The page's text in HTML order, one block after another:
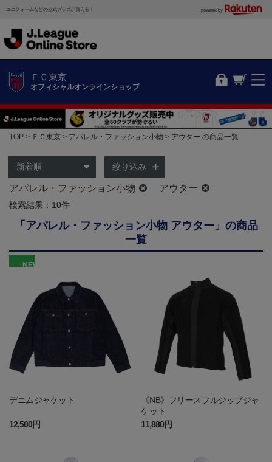
ユニフォームなどの公式グッズが買える！ powered by
ＦＣ東京
オフィシャルオンラインショップ
TOP ＦＣ東京 アパレル・ファッション小物 アウター の商品一覧
絞り込み
アパレル・ファッション小物 アウター
検索結果：10件
「アパレル・ファッション小物 アウター」の商品
一覧
NEW
デニムジャケット
12,500円
《NB》フリースフルジップジャ
ケット
11,880円